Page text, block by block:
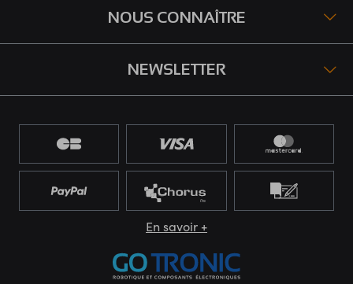
NOUS CONNAÎTRE
NEWSLETTER
En savoir +